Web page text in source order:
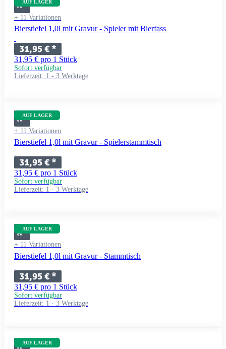
AUF LAGER
+ 11 Variationen
Bierstiefel 1,0l mit Gravur - Spieler mit Bierfass
31,95 €*
31,95 € pro 1 Stück
Sofort verfügbar
Lieferzeit: 1 - 3 Werktage
AUF LAGER
+ 11 Variationen
Bierstiefel 1,0l mit Gravur - Spielerstammtisch
31,95 €*
31,95 € pro 1 Stück
Sofort verfügbar
Lieferzeit: 1 - 3 Werktage
AUF LAGER
+ 11 Variationen
Bierstiefel 1,0l mit Gravur - Stammtisch
31,95 €*
31,95 € pro 1 Stück
Sofort verfügbar
Lieferzeit: 1 - 3 Werktage
AUF LAGER